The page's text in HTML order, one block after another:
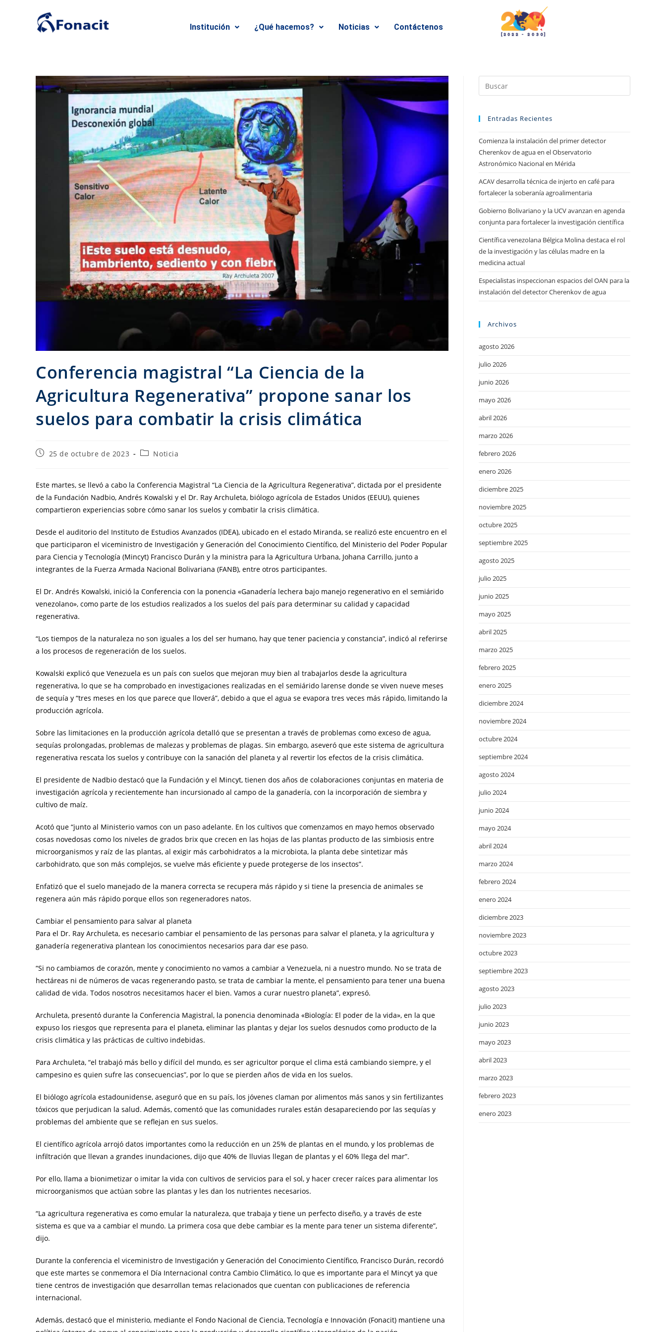
Institución ¿Qué hacemos? Noticias Contáctenos
Conferencia magistral “La Ciencia de la
Agricultura Regenerativa” propone sanar los
suelos para combatir la crisis climática
25 de octubre de 2023 Noticia
Este martes, se llevó a cabo la Conferencia Magistral “La Ciencia de la Agricultura Regenerativa”, dictada por el presidente
de la Fundación Nadbio, Andrés Kowalski y el Dr. Ray Archuleta, biólogo agrícola de Estados Unidos (EEUU), quienes
compartieron experiencias sobre cómo sanar los suelos y combatir la crisis climática.
Desde el auditorio del Instituto de Estudios Avanzados (IDEA), ubicado en el estado Miranda, se realizó este encuentro en el
que participaron el viceministro de Investigación y Generación del Conocimiento Científico, del Ministerio del Poder Popular
para Ciencia y Tecnología (Mincyt) Francisco Durán y la ministra para la Agricultura Urbana, Johana Carrillo, junto a
integrantes de la Fuerza Armada Nacional Bolivariana (FANB), entre otros participantes.
El Dr. Andrés Kowalski, inició la Conferencia con la ponencia «Ganadería lechera bajo manejo regenerativo en el semiárido
venezolano», como parte de los estudios realizados a los suelos del país para determinar su calidad y capacidad
regenerativa.
“Los tiempos de la naturaleza no son iguales a los del ser humano, hay que tener paciencia y constancia”, indicó al referirse
a los procesos de regeneración de los suelos.
Kowalski explicó que Venezuela es un país con suelos que mejoran muy bien al trabajarlos desde la agricultura
regenerativa, lo que se ha comprobado en investigaciones realizadas en el semiárido larense donde se viven nueve meses
de sequía y “tres meses en los que parece que lloverá”, debido a que el agua se evapora tres veces más rápido, limitando la
producción agrícola.
Sobre las limitaciones en la producción agrícola detalló que se presentan a través de problemas como exceso de agua,
sequías prolongadas, problemas de malezas y problemas de plagas. Sin embargo, aseveró que este sistema de agricultura
regenerativa rescata los suelos y contribuye con la sanación del planeta y al revertir los efectos de la crisis climática.
El presidente de Nadbio destacó que la Fundación y el Mincyt, tienen dos años de colaboraciones conjuntas en materia de
investigación agrícola y recientemente han incursionado al campo de la ganadería, con la incorporación de siembra y
cultivo de maíz.
Acotó que “junto al Ministerio vamos con un paso adelante. En los cultivos que comenzamos en mayo hemos observado
cosas novedosas como los niveles de grados brix que crecen en las hojas de las plantas producto de las simbiosis entre
microorganismos y raíz de las plantas, al exigir más carbohidratos a la microbiota, la planta debe sintetizar más
carbohidrato, que son más complejos, se vuelve más eficiente y puede protegerse de los insectos”.
Enfatizó que el suelo manejado de la manera correcta se recupera más rápido y si tiene la presencia de animales se
regenera aún más rápido porque ellos son regeneradores natos.
Cambiar el pensamiento para salvar al planeta
Para el Dr. Ray Archuleta, es necesario cambiar el pensamiento de las personas para salvar el planeta, y la agricultura y
ganadería regenerativa plantean los conocimientos necesarios para dar ese paso.
“Si no cambiamos de corazón, mente y conocimiento no vamos a cambiar a Venezuela, ni a nuestro mundo. No se trata de
hectáreas ni de números de vacas regenerando pasto, se trata de cambiar la mente, el pensamiento para tener una buena
calidad de vida. Todos nosotros necesitamos hacer el bien. Vamos a curar nuestro planeta”, expresó.
Archuleta, presentó durante la Conferencia Magistral, la ponencia denominada «Biología: El poder de la vida», en la que
expuso los riesgos que representa para el planeta, eliminar las plantas y dejar los suelos desnudos como producto de la
crisis climática y las prácticas de cultivo indebidas.
Para Archuleta, “el trabajó más bello y difícil del mundo, es ser agricultor porque el clima está cambiando siempre, y el
campesino es quien sufre las consecuencias”, por lo que se pierden años de vida en los suelos.
El biólogo agrícola estadounidense, aseguró que en su país, los jóvenes claman por alimentos más sanos y sin fertilizantes
tóxicos que perjudican la salud. Además, comentó que las comunidades rurales están desapareciendo por las sequías y
problemas del ambiente que se reflejan en sus suelos.
El científico agrícola arrojó datos importantes como la reducción en un 25% de plantas en el mundo, y los problemas de
infiltración que llevan a grandes inundaciones, dijo que 40% de lluvias llegan de plantas y el 60% llega del mar”.
Por ello, llama a bionimetizar o imitar la vida con cultivos de servicios para el sol, y hacer crecer raíces para alimentar los
microorganismos que actúan sobre las plantas y les dan los nutrientes necesarios.
“La agricultura regenerativa es como emular la naturaleza, que trabaja y tiene un perfecto diseño, y a través de este
sistema es que va a cambiar el mundo. La primera cosa que debe cambiar es la mente para tener un sistema diferente”,
dijo.
Durante la conferencia el viceministro de Investigación y Generación del Conocimiento Científico, Francisco Durán, recordó
que este martes se conmemora el Día Internacional contra Cambio Climático, lo que es importante para el Mincyt ya que
tiene centros de investigación que desarrollan temas relacionados que cuentan con publicaciones de referencia
internacional.
Además, destacó que el ministerio, mediante el Fondo Nacional de Ciencia, Tecnología e Innovación (Fonacit) mantiene una
Entradas Recientes
Comienza la instalación del primer detector
Cherenkov de agua en el Observatorio
Astronómico Nacional en Mérida
ACAV desarrolla técnica de injerto en café para
fortalecer la soberanía agroalimentaria
Gobierno Bolivariano y la UCV avanzan en agenda
conjunta para fortalecer la investigación científica
Científica venezolana Bélgica Molina destaca el rol
de la investigación y las células madre en la
medicina actual
Especialistas inspeccionan espacios del OAN para la
instalación del detector Cherenkov de agua
Archivos
agosto 2026
julio 2026
junio 2026
mayo 2026
abril 2026
marzo 2026
febrero 2026
enero 2026
diciembre 2025
noviembre 2025
octubre 2025
septiembre 2025
agosto 2025
julio 2025
junio 2025
mayo 2025
abril 2025
marzo 2025
febrero 2025
enero 2025
diciembre 2024
noviembre 2024
octubre 2024
septiembre 2024
agosto 2024
julio 2024
junio 2024
mayo 2024
abril 2024
marzo 2024
febrero 2024
enero 2024
diciembre 2023
noviembre 2023
octubre 2023
septiembre 2023
agosto 2023
julio 2023
junio 2023
mayo 2023
abril 2023
marzo 2023
febrero 2023
enero 2023